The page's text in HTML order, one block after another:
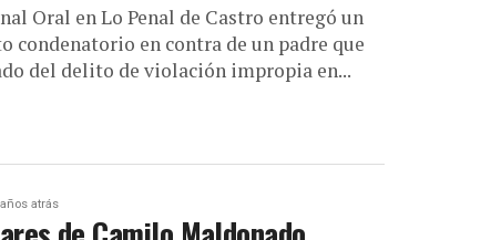
Oral en Lo Penal de Castro entregó un
condenatorio en contra de un padre que
del delito de violación impropia en...
atrás